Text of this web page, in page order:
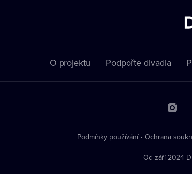
O projektu Podpořte divadla
Podmínky používání • Ochrana
Od září 2024